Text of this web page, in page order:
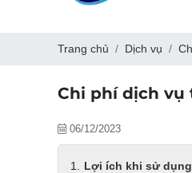
Trang chủ Dịch vụ
Chi phí dịch vụ
06/12/2023
Lợi ích khi sử